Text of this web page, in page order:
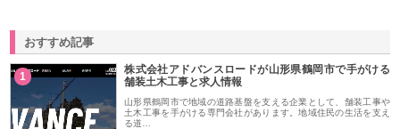
おすすめ記事
1
株式会社アドバンスロードが山形県鶴岡市で手がける
舗装土木工事と求人情報
山形県鶴岡市で地域の道路基盤を支える企業として、舗装工事や
土木工事を手がける専門会社があります。地域住民の生活を支え
る道…